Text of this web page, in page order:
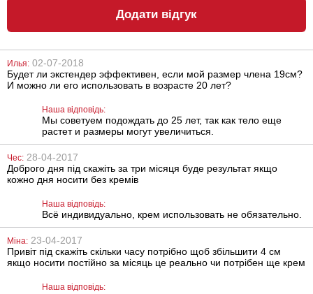
Чоловічий
стимулятор
режимів вібрації
2490 грн
Гідропомпа
Bathmate
10107 грн
Шкіряні трусики
Надувна
анальна пробка
Pipedream Anal
Додати відгук
Илья: 02-07-2018
Будет ли экстендер эффективен, если мой размер члена 19см?
И можно ли его использовать в возрасте 20 лет?
Наша відповідь:
Мы советуем подождать до 25 лет, так как тело еще
растет и размеры могут увеличиться.
Чес: 28-04-2017
Доброго дня під скажіть за три місяця буде результат якщо
кожно дня носити без кремів
Наша відповідь:
Всё индивидуально, крем использовать не обязательно.
Міна: 23-04-2017
Привіт під скажіть скільки часу потрібно щоб збільшити 4 см
якщо носити постійно за місяць це реально чи потрібен ще крем
Наша відповідь: